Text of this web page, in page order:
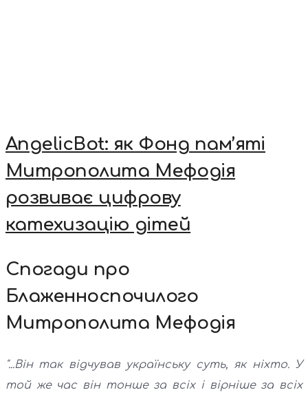
AngelicBot: як Фонд пам’яті
Митрополита Мефодія
розвиває цифрову
катехизацію дітей
Спогади про
Блаженноспочилого
Митрополита Мефодія
"...Він так відчував українську суть, як ніхто. У
той же час він тонше за всіх і вірніше за всіх